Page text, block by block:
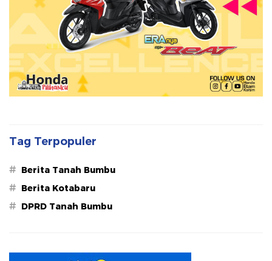
Tag Terpopuler
# Berita Tanah Bumbu
# Berita Kotabaru
# DPRD Tanah Bumbu